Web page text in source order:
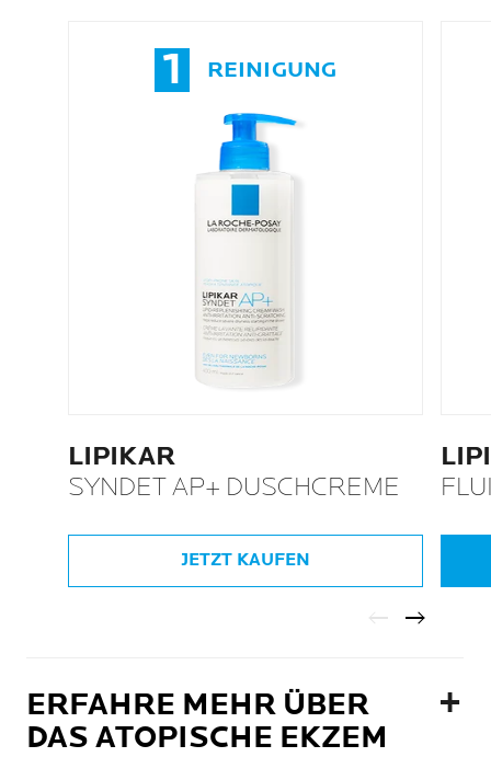
1 REINIGUNG
LIPIKAR
SYNDET AP+ DUSCHCREME
JETZT KAUFEN
ERFAHRE MEHR ÜBER
DAS ATOPISCHE EKZEM